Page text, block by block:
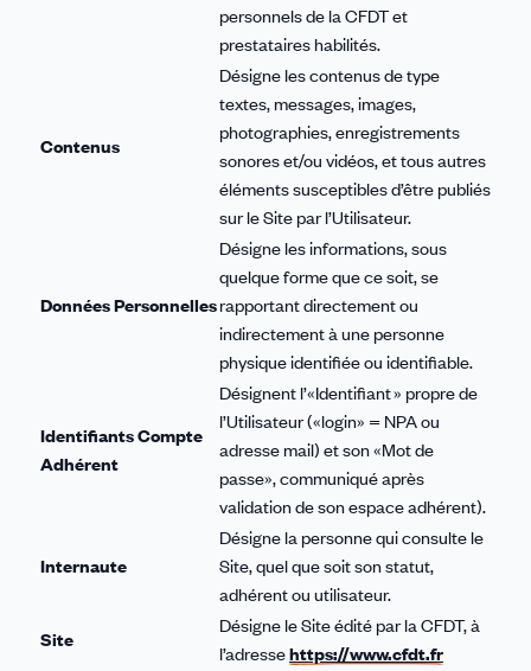
personnels de la CFDT et
prestataires habilités.
Contenus
Désigne les contenus de type
textes, messages, images,
photographies, enregistrements
sonores et/ou vidéos, et tous autres
éléments susceptibles d’être publiés
sur le Site par l’Utilisateur.
Données Personnelles
Désigne les informations, sous
quelque forme que ce soit, se
rapportant directement ou
indirectement à une personne
physique identifiée ou identifiable.
Identifiants Compte
Adhérent
Désignent l’«Identifiant » propre de
l’Utilisateur («login» = NPA ou
adresse mail) et son «Mot de
passe», communiqué après
validation de son espace adhérent).
Internaute
Désigne la personne qui consulte le
Site, quel que soit son statut,
adhérent ou utilisateur.
Site
Désigne le Site édité par la CFDT, à
l’adressehttps://www.cfdt.fr